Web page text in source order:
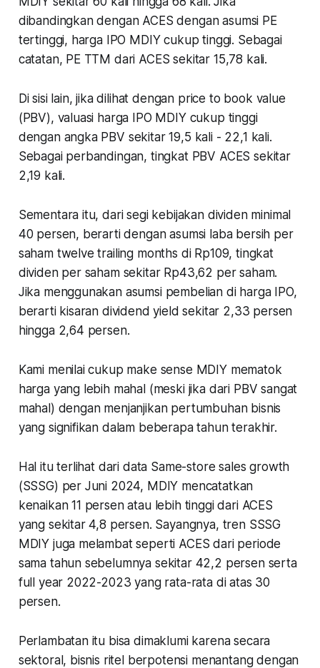
dibandingkan dengan ACES dengan asumsi PE
tertinggi, harga IPO MDIY cukup tinggi. Sebagai
catatan, PE TTM dari ACES sekitar 15,78 kali.
Di sisi lain, jika dilihat dengan price to book value
(PBV), valuasi harga IPO MDIY cukup tinggi
dengan angka PBV sekitar 19,5 kali - 22,1 kali.
Sebagai perbandingan, tingkat PBV ACES sekitar
2,19 kali.
Sementara itu, dari segi kebijakan dividen minimal
40 persen, berarti dengan asumsi laba bersih per
saham twelve trailing months di Rp109, tingkat
dividen per saham sekitar Rp43,62 per saham.
Jika menggunakan asumsi pembelian di harga IPO,
berarti kisaran dividend yield sekitar 2,33 persen
hingga 2,64 persen.
Kami menilai cukup make sense MDIY mematok
harga yang lebih mahal (meski jika dari PBV sangat
mahal) dengan menjanjikan pertumbuhan bisnis
yang signifikan dalam beberapa tahun terakhir.
Hal itu terlihat dari data Same-store sales growth
(SSSG) per Juni 2024, MDIY mencatatkan
kenaikan 11 persen atau lebih tinggi dari ACES
yang sekitar 4,8 persen. Sayangnya, tren SSSG
MDIY juga melambat seperti ACES dari periode
sama tahun sebelumnya sekitar 42,2 persen serta
full year 2022-2023 yang rata-rata di atas 30
persen.
Perlambatan itu bisa dimaklumi karena secara
sektoral, bisnis ritel berpotensi menantang dengan